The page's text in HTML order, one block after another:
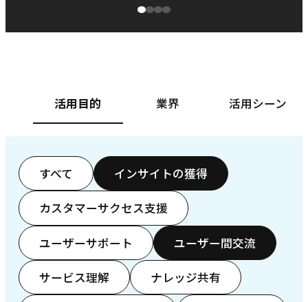
活用目的 業界 活用シーン
すべて インサイトの獲得
カスタマーサクセス支援
ユーザーサポート ユーザー間交流
サービス理解 ナレッジ共有